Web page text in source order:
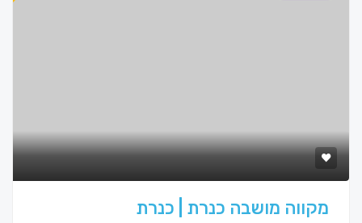
מקווה מושבה כנרת | כנרת